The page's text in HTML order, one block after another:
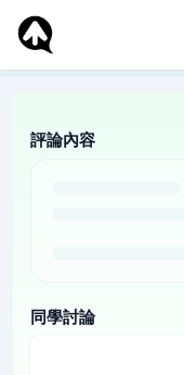
評論內容
同學討論